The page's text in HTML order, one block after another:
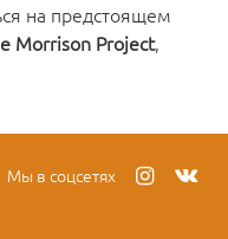
на предстоящем
Morrison Project,
Мы в соцсетях